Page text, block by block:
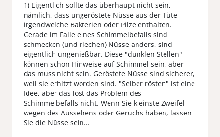
1) Eigentlich sollte das überhaupt nicht sein,
nämlich, dass ungeröstete Nüsse aus der Tüte
irgendwelche Bakterien oder Pilze enthalten.
Gerade im Falle eines Schimmelbefalls sind
schmecken (und riechen) Nüsse anders, sind
eigentlich ungenießbar. Diese "dunklen Stellen"
können schon Hinweise auf Schimmel sein, aber
das muss nicht sein. Geröstete Nüsse sind sicherer,
weil sie erhitzt worden sind. "Selber rösten" ist eine
Idee, aber das löst das Problem des
Schimmelbefalls nicht. Wenn Sie kleinste Zweifel
wegen des Aussehens oder Geruchs haben, lassen
Sie die Nüsse sein...